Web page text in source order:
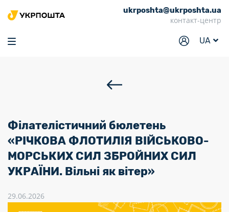
ukrposhta@ukrposhta.ua
контакт-центр
UA
Головна
Маркет
Відділення
Філателія
Кар’єра
Для бізнесу
Філателістичний бюлетень
«РІЧКОВА ФЛОТИЛІЯ ВІЙСЬКОВО-
МОРСЬКИХ СИЛ ЗБРОЙНИХ СИЛ
УКРАЇНИ. Вільні як вітер»
29.06.2026